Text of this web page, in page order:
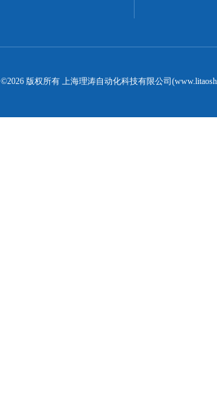
©2026 版权所有 上海理涛自动化科技有限公司